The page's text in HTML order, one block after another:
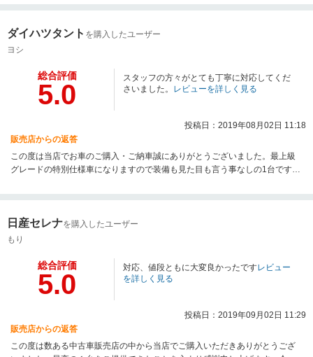
カーライフに携わらせて頂き信頼回復に努めて参ります。どうぞ宜しくお願
ダイハツタント を購入したユーザー
ヨシ
総合評価
5.0
スタッフの方々がとても丁寧に対応してくだ
さいました。 レビューを詳しく見る
投稿日：2019年08月02日 11:18
販売店からの返答
この度は当店でお車のご購入・ご納車誠にありがとうございました。最上級
グレードの特別仕様車になりますので装備も見た目も言う事なしの1台です
頂きますので、今後とも宜しくお願い致します！
日産セレナを購入したユーザー
もり
総合評価
5.0
対応、値段ともに大変良かったですレビュー
を詳しく見る
投稿日：2019年09月02日 11:29
販売店からの返答
この度は数ある中古車販売店の中から当店でご購入いただきありがとうござ